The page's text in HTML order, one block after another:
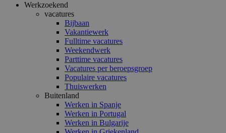
Werkzoekend
vacatures
Bijbaan
Vakantiewerk
Fulltime vacatures
Weekendwerk
Parttime vacatures
Vacatures per beroepsgroep
Populaire vacatures
Thuiswerken
Buitenland
Werken in Spanje
Werken in Portugal
Werken in Bulgarije